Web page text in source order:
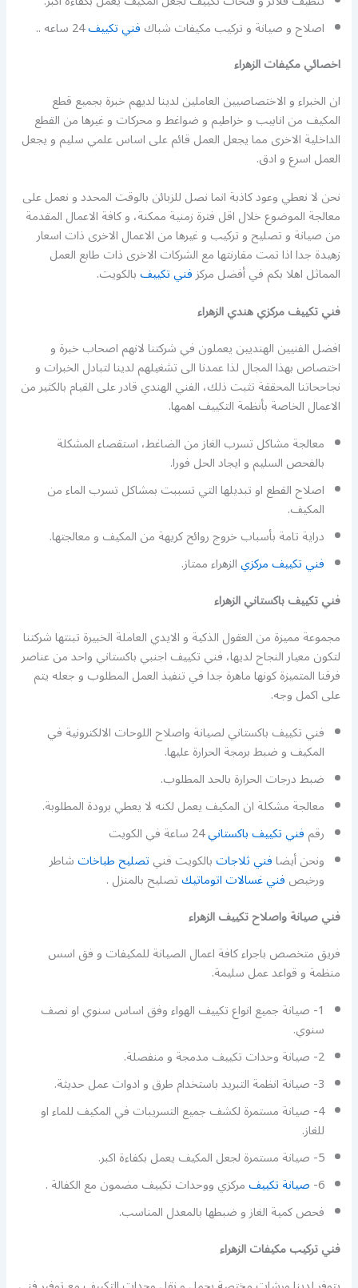
اصلاح و صيانة و تركيب مكيفات شباكفني تكييف24 ساعه ..
اخصائي مكيفات الزهراء
ان الخبراء و الاختصاصيين العاملين لدينا لديهم خبرة بجميع قطع
المكيف من انابيب و خراطيم و ضواغط و محركات و غيرها من القطع
الداخلية الاخرى مما يجعل العمل قائم على اساس علمي سليم و يجعل
العمل اسرع و ادق.
نحن لا نعطي وعود كاذبة انما نصل للزبائن بالوقت المحدد و نعمل على
معالجة الموضوع خلال اقل فترة زمنية ممكنة، و كافة الاعمال المقدمة
من صيانة و تصليح و تركيب و غيرها من الاعمال الاخرى ذات اسعار
زهيدة جدا اذا تمت مقارنتها مع الشركات الاخرى ذات طابع العمل
المماثل اهلا بكم في أفضل مركزفني تكييفبالكويت.
فني تكييف مركزي هندي الزهراء
افضل الفنيين الهنديين يعملون في شركتنا لانهم اصحاب خبرة و
اختصاص بهذا المجال لذا عمدنا الى تشغيلهم لدينا لتبادل الخبرات و
نجاححاتنا المحققة تثبت ذلك، الفني الهندي قادر على القيام بالكثير من
الاعمال الخاصة بأنظمة التكييف اهمها.
معالجة مشاكل تسرب الغاز من الضاغط، استقصاء المشكلة
بالفحص السليم و ايجاد الحل فورا.
اصلاح القطع او تبديلها التي تسببت بمشاكل تسرب الماء من
المكيف.
دراية تامة بأسباب خروج روائح كريهة من المكيف و معالجتها.
فني تكييف مركزيالزهراء ممتاز.
فني تكييف باكستاني الزهراء
مجموعة مميزة من العقول الذكية و الايدي العاملة الخبيرة تبنتها شركتنا
لتكون معيار النجاح لديها، فني تكييف اجنبي باكستاني واحد من عناصر
فرقنا المتميزة كونها ماهرة جدا في تنفيذ العمل المطلوب و جعله يتم
على اكمل وجه.
فني تكييف باكستاني لصيانة واصلاح اللوحات الالكترونية في
المكيف و ضبط برمجة الحرارة عليها.
ضبط درجات الحرارة بالحد المطلوب.
معالجة مشكلة ان المكيف يعمل لكنه لا يعطي برودة المطلوبة.
رقمفني تكييف باكستاني24 ساعة في الكويت
ونحن أيضافني ثلاجاتبالكويت فنيتصليح طباخاتشاطر
ورخيصفني غسالات اتوماتيكتصليح بالمنزل .
فني صيانة واصلاح تكييف الزهراء
فريق متخصص باجراء كافة اعمال الصيانة للمكيفات و فق اسس
منظمة و قواعد عمل سليمة.
1- صيانة جميع انواع تكييف الهواء وفق اساس سنوي او نصف
سنوي.
2- صيانة وحدات تكييف مدمجة و منفصلة.
3- صيانة انظمة التبريد باستخدام طرق و ادوات عمل حديثة.
4- صيانة مستمرة لكشف جميع التسريبات في المكيف للماء او
للغاز.
5- صيانة مستمرة لجعل المكيف يعمل بكفاءة اكبر.
6- صيانة تكييفمركزي ووحدات تكييف مضمون مع الكفالة .
فحص كمية الغاز و ضبطها بالمعدل المناسب.
فني تركيب مكيفات الزهراء